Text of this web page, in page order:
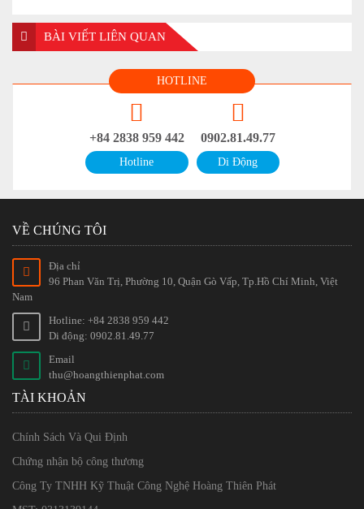
BÀI VIẾT LIÊN QUAN
HOTLINE
+84 2838 959 442
Hotline
0902.81.49.77
Di Động
VỀ CHÚNG TÔI
Địa chỉ
96 Phan Văn Trị, Phường 10, Quận Gò Vấp, Tp.Hồ Chí Minh, Việt
Nam
Hotline: +84 2838 959 442
Di động: 0902.81.49.77
Email
thu@hoangthienphat.com
TÀI KHOẢN
Chính Sách Và Qui Định
Chứng nhận bộ công thương
Công Ty TNHH Kỹ Thuật Công Nghệ Hoàng Thiên Phát